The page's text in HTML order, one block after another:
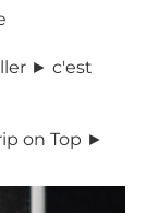
► c'est
on Top ►